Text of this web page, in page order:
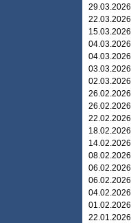
29.03.2026
22.03.2026
15.03.2026
04.03.2026
04.03.2026
03.03.2026
02.03.2026
26.02.2026
26.02.2026
22.02.2026
18.02.2026
14.02.2026
08.02.2026
06.02.2026
06.02.2026
04.02.2026
01.02.2026
22.01.2026